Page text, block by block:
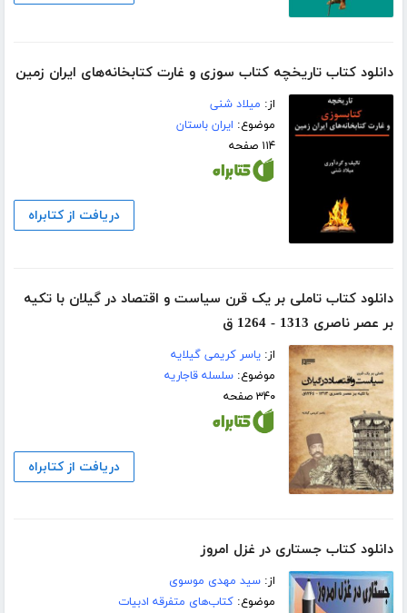
دانلود کتاب تاریخچه کتاب سوزی و غارت کتابخانه‌های ایران زمین
از: میلاد شنی
موضوع: ایران باستان
۱۱۴ صفحه
دریافت از کتابراه
دانلود کتاب تاملی بر یک قرن سیاست و اقتصاد در گیلان با تکیه
بر عصر ناصری 1313 - 1264 ق
از:یاسر کریمی گیلایه
موضوع:سلسله قاجاریه
۳۴۰ صفحه
دریافت از کتابراه
دانلود کتاب جستاری در غزل امروز
از:سید مهدی موسوی
موضوع:کتاب‌های متفرقه ادبیات